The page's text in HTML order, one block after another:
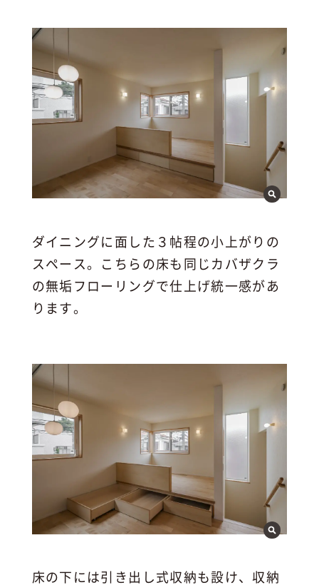
ダイニングに面した３帖程の小上がりの
スペース。こちらの床も同じカバザクラ
の無垢フローリングで仕上げ統一感があ
ります。
床の下には引き出し式収納も設け、収納